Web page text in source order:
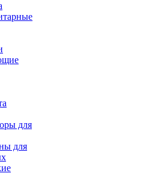
для
для